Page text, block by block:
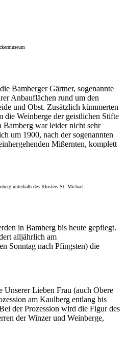
Bamberger Gärtner, sogenannte
Anbauflächen rund um den
und Obst. Zusätzlich kümmerten
die Weinberge der geistlichen Stifte
war leider nicht sehr
um 1900, nach der sogenannten
Mißernten, komplett
unterhalb des Klosters St. Michael.
in Bamberg bis heute gepflegt.
alljährlich am
Sonntag nach Pfingsten) die
Unserer Lieben Frau (auch Obere
am Kaulberg entlang bis
der Prozession wird die Figur des
der Winzer und Weinberge,